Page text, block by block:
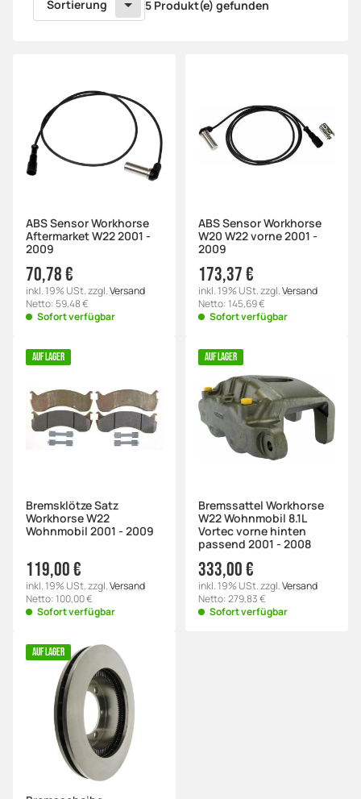
Sortierung 5 Produkt(e) gefunden
ABS Sensor Workhorse
Aftermarket W22 2001 -
2009
70,78 €
inkl. 19% USt. zzgl.Versand
Netto: 59,48 €
Sofort verfügbar
ABS Sensor Workhorse
W20 W22 vorne 2001 -
2009
173,37 €
inkl. 19% USt. zzgl.Versand
Netto: 145,69 €
Sofort verfügbar
AUF LAGER
Bremsklötze Satz
Workhorse W22
Wohnmobil 2001 - 2009
119,00 €
inkl. 19% USt. zzgl.Versand
Netto: 100,00 €
Sofort verfügbar
AUF LAGER
Bremssattel Workhorse
W22 Wohnmobil 8.1L
Vortec vorne hinten
passend 2001 - 2008
333,00 €
inkl. 19% USt. zzgl.Versand
Netto: 279,83 €
Sofort verfügbar
AUF LAGER